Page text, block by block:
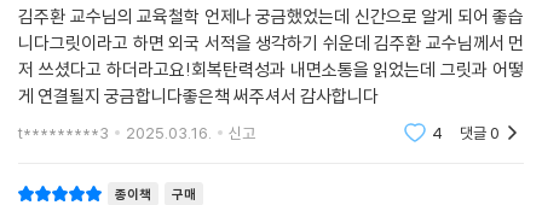
뇌과학적에서 대인관계력이란 상대방의 생각과 의도를 잘 파악하고, 상대
의 감정에 공감할 수 있는 능력을 말한다. 대인관계력을 잘 발휘하려면 한
마디로 나와 타인에 대한 실시간 정보처리를 잘해야 한다. 학생이 시험을
볼 때 출제자의 의도를 잘 파악하는 것 역시 대인관계력이 발휘되어야 가
능하다.
- 자기동기력(Intrinsic motivation): 열정을 갖고 스스로 해내는 힘
김주환 교수님의 교육철학 언제나 궁금했었는데 신간으로 알게 되어 좋습
니다그릿이라고 하면 외국 서적을 생각하기 쉬운데 김주환 교수님께서 먼
저 쓰셨다고 하더라고요!회복탄력성과 내면소통을 읽었는데 그릿과 어떻
게 연결될지 궁금합니다좋은책 써주셔서 감사합니다
t*********3 2025.03.16. 신고 4 댓글0
종이책 구매